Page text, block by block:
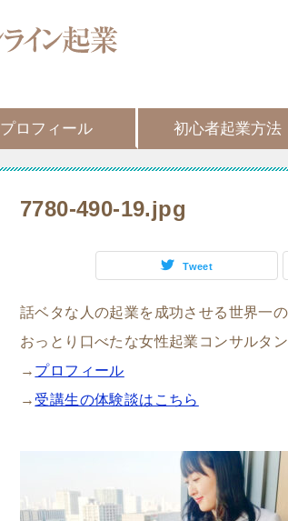
プロフィール 初心者起業方法
7780-490-19.jpg
Tweet
話ベタな人の起業を成功させる世界一
おっとり口べたな女性起業コンサルタ
→ プロフィール
→ 受講生の体験談はこちら